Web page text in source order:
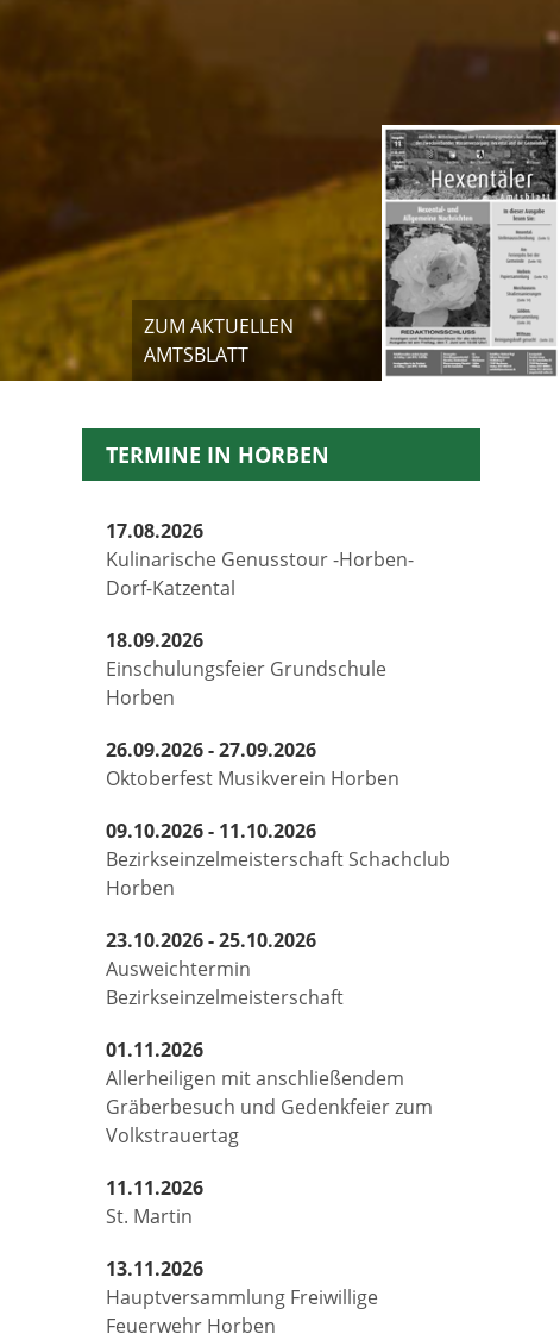
ZUM AKTUELLEN
AMTSBLATT
TERMINE IN HORBEN
17.08.2026
Kulinarische Genusstour -Horben-
Dorf-Katzental
18.09.2026
Einschulungsfeier Grundschule
Horben
26.09.2026 - 27.09.2026
Oktoberfest Musikverein Horben
09.10.2026 - 11.10.2026
Bezirkseinzelmeisterschaft Schachclub
Horben
23.10.2026 - 25.10.2026
Ausweichtermin
Bezirkseinzelmeisterschaft
01.11.2026
Allerheiligen mit anschließendem
Gräberbesuch und Gedenkfeier zum
Volkstrauertag
11.11.2026
St. Martin
13.11.2026
Hauptversammlung Freiwillige
Feuerwehr Horben